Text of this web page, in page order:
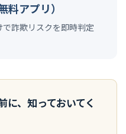
アプリ）
詐欺リスクを即時判定
に、知っておいてく